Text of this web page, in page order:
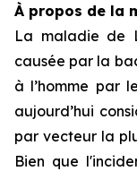
À propos de la
La maladie de
causée par la
à l’homme par
aujourd’hui
par vecteur la
Bien que